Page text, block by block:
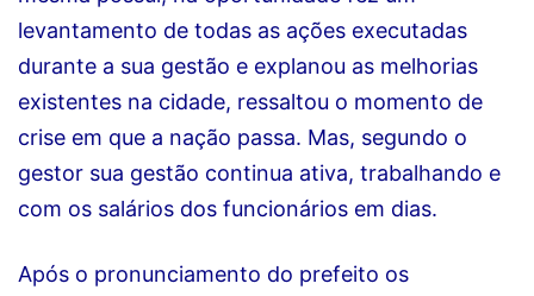
levantamento de todas as ações executadas
durante a sua gestão e explanou as melhorias
existentes na cidade, ressaltou o momento de
crise em que a nação passa. Mas, segundo o
gestor sua gestão continua ativa, trabalhando e
com os salários dos funcionários em dias.
Após o pronunciamento do prefeito os